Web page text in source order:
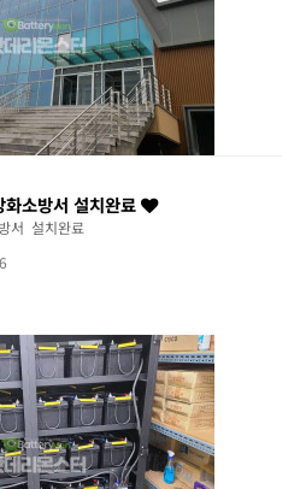
소방서 설치완료
서 설치완료